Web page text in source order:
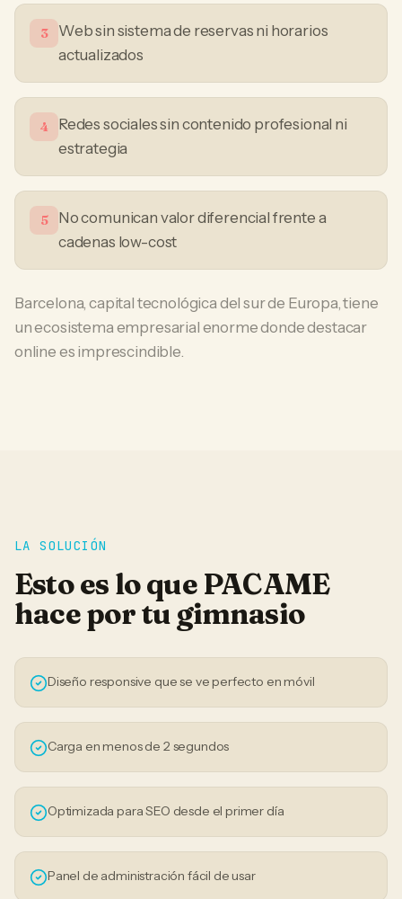
3
Web sin sistema de reservas ni horarios
actualizados
4
Redes sociales sin contenido profesional ni
estrategia
5
No comunican valor diferencial frente a
cadenas low-cost
Barcelona, capital tecnológica del sur de Europa, tiene
un ecosistema empresarial enorme donde destacar
online es imprescindible.
LA SOLUCIÓN
Esto es lo que PACAME
hace por tu gimnasio
Diseño responsive que se ve perfecto en móvil
Carga en menos de 2 segundos
Optimizada para SEO desde el primer día
Panel de administración fácil de usar